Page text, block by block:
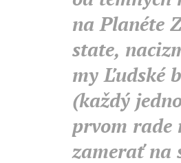
na Planéte
state,
my Ľudské
(každý
prvom rade
zamerať na